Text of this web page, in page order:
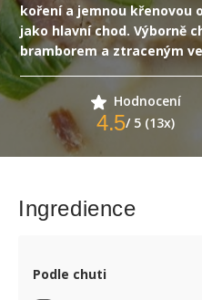
koření a jemnou křenovou
jako hlavní chod. Výborně
bramborem a ztraceným
Hodnocení
4.5/ 5 (13x)
Ingredience
Podle chuti